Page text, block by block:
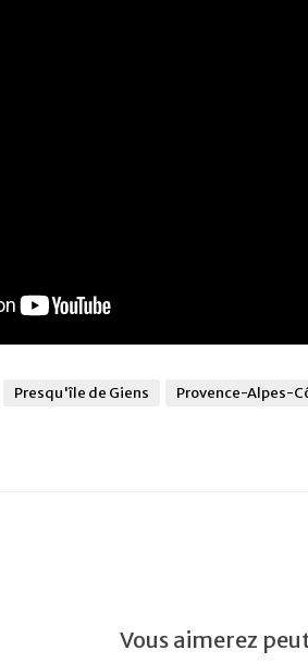
Presqu'île de Giens Provence-Alpes-
Vous aimerez